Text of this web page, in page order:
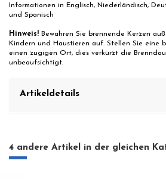
Informationen in Englisch, Niederländisch,
und Spanisch
Hinweis! Bewahren Sie brennende Kerzen
Kindern und Haustieren auf. Stellen Sie eine
einen zugigen Ort, dies verkürzt die
unbeaufsichtigt.
Artikeldetails
4 andere Artikel in der gleichen